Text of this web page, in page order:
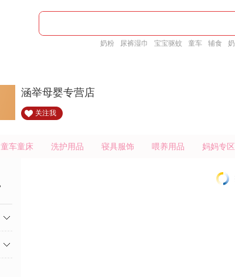
奶粉 尿裤湿巾 宝宝驱蚊 童车 辅食
涵举母婴专营店
关注我
童车童床 洗护用品 寝具服饰 喂养用品 妈妈专区